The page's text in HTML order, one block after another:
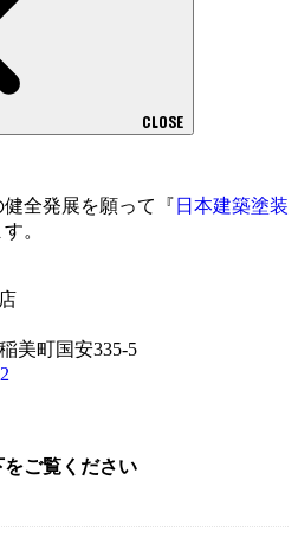
CLOSE
全発展を願って『 日本建築塗装
。
美町国安335-5
ご覧ください